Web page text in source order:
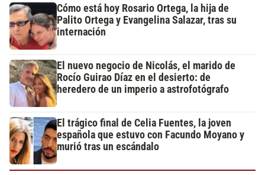
Cómo está hoy Rosario Ortega, la hija de
Palito Ortega y Evangelina Salazar, tras su
internación
El nuevo negocio de Nicolás, el marido de
Rocío Guirao Díaz en el desierto: de
heredero de un imperio a astrofotógrafo
El trágico final de Celia Fuentes, la joven
española que estuvo con Facundo Moyano y
murió tras un escándalo